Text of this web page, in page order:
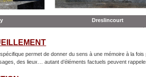
Dreslincourt
permet de donner du sens à une mémoire à la fois
des lieux… autant d’éléments factuels peuvent